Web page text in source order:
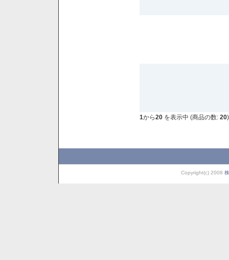
1から20 を表示中 (商品の数: 20)
Copyright(c) 2008